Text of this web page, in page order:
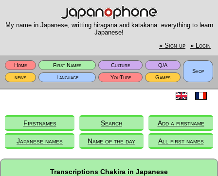
My name in Japanese, writting hiragana and katakana: everything to learn
Japanese!
» Sign up » Login
Home First Names Culture
Q/A
Shop
news
Language YouTube Games
Firstnames Search Add a firstname
Japanese names Name of the day All first names
Transcriptions Chakira in Japanese